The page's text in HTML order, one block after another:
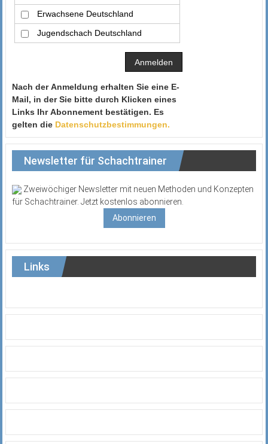
Erwachsene Deutschland
Jugendschach Deutschland
Nach der Anmeldung erhalten Sie eine E-
Mail, in der Sie bitte durch Klicken eines
Links Ihr Abonnement bestätigen. Es
gelten die Datenschutzbestimmungen.
Newsletter für Schachtrainer
Zweiwöchiger Newsletter mit neuen Methoden und Konzepten
für Schachtrainer. Jetzt kostenlos abonnieren.
Abonnieren
Links